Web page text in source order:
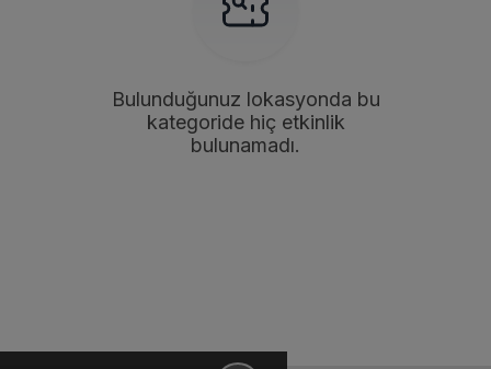
Bulunduğunuz lokasyonda bu
kategoride hiç etkinlik
bulunamadı.